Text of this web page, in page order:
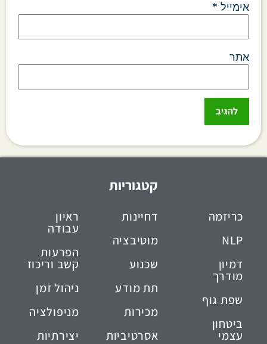
אימייל *
אתר
קטגוריות
כריזמה
NLP
דמיון
מודרך
שפת גוף
ביטחון
עצמי
דחיינות
מוטיבציה
שכנוע
תת מודע
מכירות
אסרטיביות
ראיון
עבודה
הפרעות
קשב וריכוז
ניהול זמן
מניפולציה
יצירתיות